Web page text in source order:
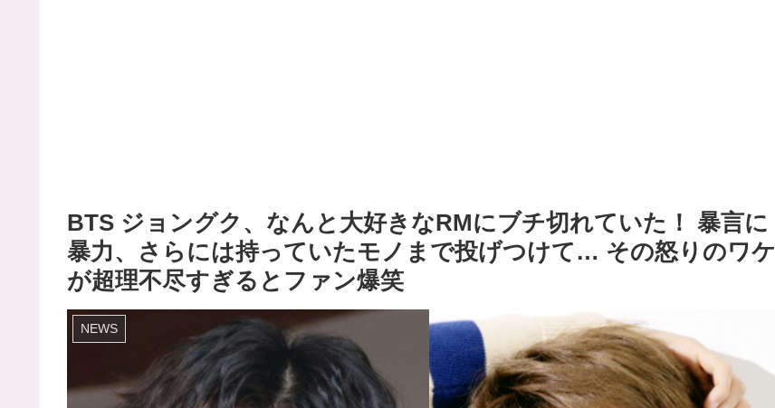
BTS ジョングク、なんと大好きなRMにブチ切れていた！ 暴言に
暴力、さらには持っていたモノまで投げつけて… その怒りのワケ
が超理不尽すぎるとファン爆笑
NEWS